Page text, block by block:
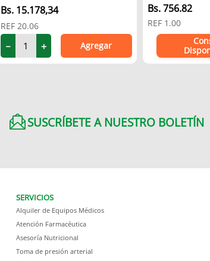
15.178,34
REF 20.06
＋
－ Agregar
Bs.756.82
REF 1.00
SUSCRÍBETE A NUESTRO BOLETÍN
SERVICIOS
Alquiler de Equipos Médicos
Atención Farmacéutica
Asesoría Nutricional
Toma de presión arterial